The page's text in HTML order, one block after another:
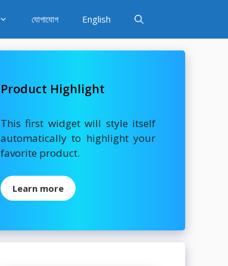
যোগাযোগ English
Product Highlight
This first widget will style itself
automatically to highlight your
favorite product.
Learn more